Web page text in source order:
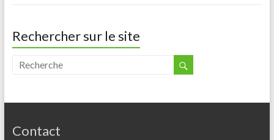
Rechercher sur le site
Contact